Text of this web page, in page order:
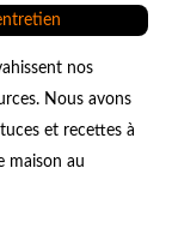
nos
Nous avons
et recettes à
maison au